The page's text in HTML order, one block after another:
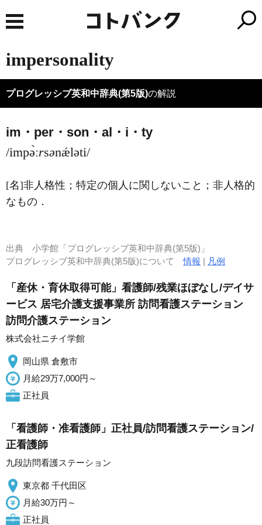
impersonality
プログレッシブ英和中辞典(第5版)の解説
im・per・son・al・i・ty
/impə̀ːrsənǽləti/
[名]非人格性；特定の個人に関しないこと；非人格的
なもの ．
出典 小学館「プログレッシブ英和中辞典(第5版)」
プログレッシブ英和中辞典(第5版)について情報 | 凡例
「産休・育休取得可能」看護師/残業ほぼなし/デイサ
ービス 居宅介護支援事業所 訪問看護ステーション
訪問介護ステーション
株式会社ニチイ学館
岡山県 倉敷市
月給29万7,000円～
正社員
「看護師・准看護師」正社員/訪問看護ステーション/
正看護師
九段訪問看護ステーション
東京都 千代田区
月給30万円～
正社員